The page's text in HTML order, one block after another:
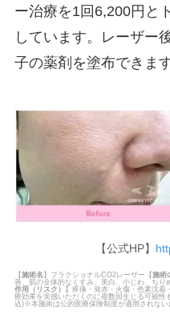
ー治療を1回6,200円と
しています。レーザー
子の薬剤を塗布できます
【公式HP】
【施術名 】フラクショナルCO2レーザー【施術
善、肌の全体的なくすみ、美白、小じわ、ちり
作用（リスク） 】疼痛・発赤・火傷・色素沈着
療効果を実感いただくのに複数回生じる可能性
込)※本施術は公的医療保険制度が適用されない